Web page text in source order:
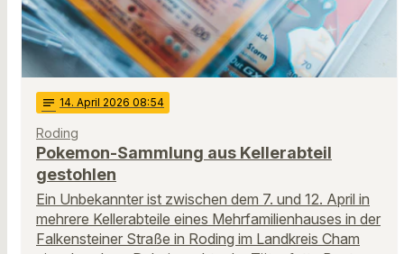
notes 14. April 2026 08:54
Roding
Pokemon-Sammlung aus Kellerabteil
gestohlen
Ein Unbekannter ist zwischen dem 7. und 12. April in
mehrere Kellerabteile eines Mehrfamilienhauses in der
Falkensteiner Straße in Roding im Landkreis Cham